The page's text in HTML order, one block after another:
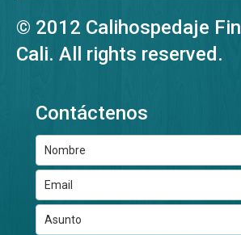
© 2012 Calihospedaje
Cali. All rights reserved.
Contáctenos